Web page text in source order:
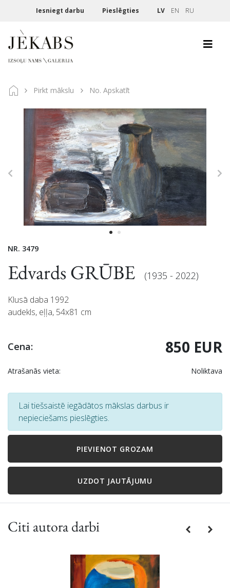
Iesniegt darbu Pieslēgties LV EN RU
Pirkt mākslu No. Apskatīt
NR. 3479
Edvards GRŪBE (1935 - 2022)
Klusā daba 1992
audekls, eļļa, 54x81 cm
Cena: 850 EUR
Atrašanās vieta: Noliktava
Lai tiešsaistē iegādātos mākslas darbus ir
nepieciešams pieslēgties.
PIEVIENOT GROZAM
UZDOT JAUTĀJUMU
Citi autora darbi PreviousNext